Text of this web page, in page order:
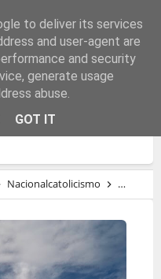
QUIERE LA
Nacionalcatolicismo religión
to deliver its services
and user-agent are
and security
generate usage
abuse.
GOT IT